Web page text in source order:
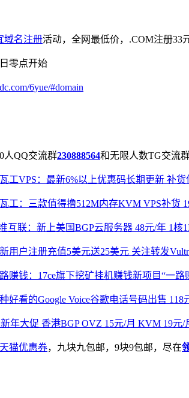
域名注册活动，全网最低价，.COM注册33
零点开始
6yue/#domain
人QQ交流群230888564和无限人数TG交流群
工VPS：最新6%以上优惠码长期更新 补
工：三款值得撸512M内存KVM VPS补货
互联：新上美国BGP云服务器 48元/年 1核
用户注册充值5美元送25美元 关注转发
赚钱：17ce旗下挖矿挂机赚钱新项目“一
好看的Google Voice谷歌电话号码出售 118
年大促 香港BGP OVZ 15元/月 KVM 19元
天猫优惠券，九块九包邮，9块9包邮，尽在